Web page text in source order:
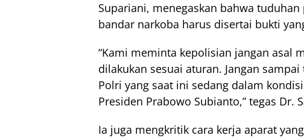
Supariani, menegaskan bahwa
bandar narkoba harus disertai bukti
“Kami meminta kepolisian jangan asal
dilakukan sesuai aturan. Jangan
Polri yang saat ini sedang dalam
Presiden Prabowo Subianto,” tegas Dr.
Ia juga mengkritik cara kerja aparat